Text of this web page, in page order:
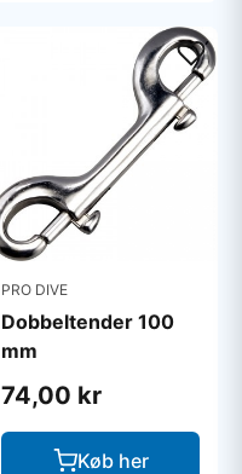
PRO DIVE
Dobbeltender 100
mm
74,00 kr
Køb her